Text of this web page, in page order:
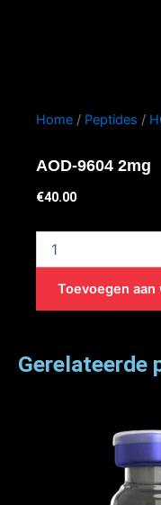
Home / Peptides /
AOD-9604 2mg
€40.00
9604
aantalToevoegen aan
Gerelateerde